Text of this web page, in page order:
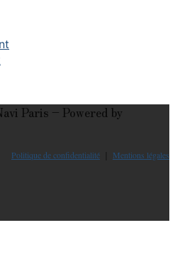
Paris – Powered by
Politique de confidentialité Mentions légales